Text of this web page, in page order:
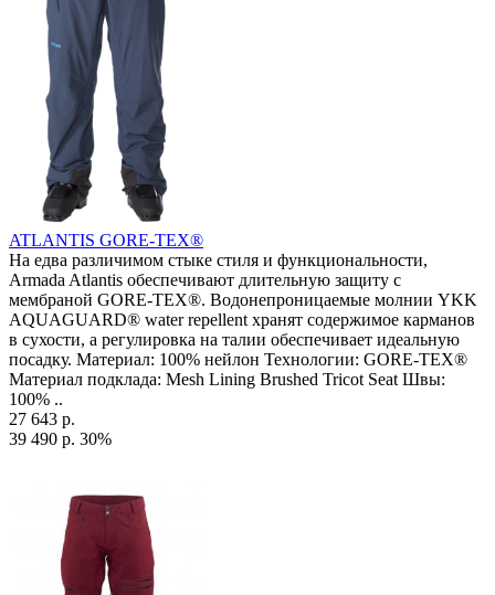
ATLANTIS GORE-TEX®
На едва различимом стыке стиля и функциональности,
Armada Atlantis обеспечивают длительную защиту с
мембраной GORE-TEX®. Водонепроницаемые молнии YKK
AQUAGUARD® water repellent хранят содержимое карманов
в сухости, а регулировка на талии обеспечивает идеальную
посадку. Материал: 100% нейлон Технологии: GORE-TEX®
Материал подклада: Mesh Lining Brushed Tricot Seat Швы:
100% ..
27 643 р.
39 490 р. 30%